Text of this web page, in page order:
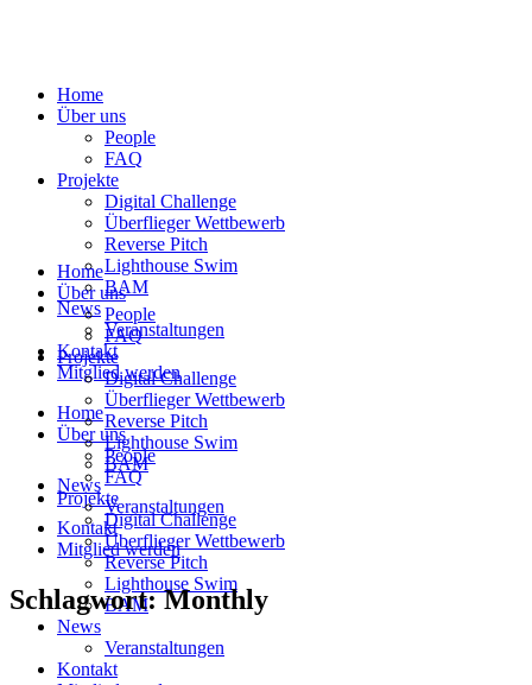
Home
Über uns
People
FAQ
Projekte
Digital Challenge
Überflieger Wettbewerb
Reverse Pitch
Lighthouse Swim
BAM
News
Veranstaltungen
Kontakt
Mitglied werden
Home
Über uns
People
FAQ
Projekte
Digital Challenge
Überflieger Wettbewerb
Reverse Pitch
Lighthouse Swim
BAM
News
Veranstaltungen
Kontakt
Home
Über uns
People
FAQ
Projekte
Digital Challenge
Überflieger Wettbewerb
Reverse Pitch
Lighthouse Swim
BAM
News
Veranstaltungen
Kontakt
Mitglied werden
Schlagwort: Monthly